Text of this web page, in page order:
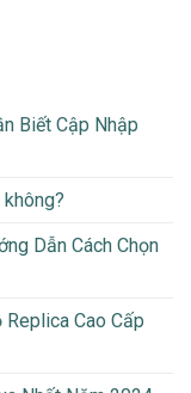
Biết Cập Nhập
Dẫn Cách Chọn
Cao Cấp